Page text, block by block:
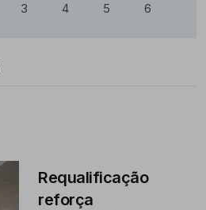
3 4 5 6
Requalificação
reforça